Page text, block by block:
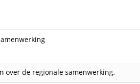
over de regionale samenwerking.